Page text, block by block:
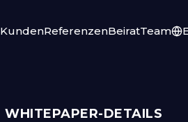
KundenReferenzenBeiratTeam
WHITEPAPER-DETAILS